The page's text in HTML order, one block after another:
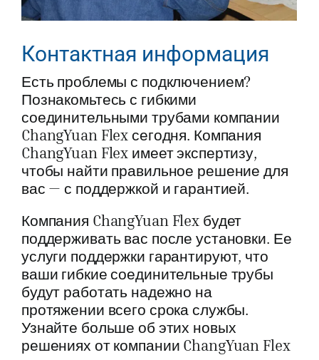
Контактная информация
Есть проблемы с подключением?
Познакомьтесь с гибкими
соединительными трубами компании
ChangYuan Flex сегодня. Компания
ChangYuan Flex имеет экспертизу,
чтобы найти правильное решение для
вас — с поддержкой и гарантией.
Компания ChangYuan Flex будет
поддерживать вас после установки. Ее
услуги поддержки гарантируют, что
ваши гибкие соединительные трубы
будут работать надежно на
протяжении всего срока службы.
Узнайте больше об этих новых
решениях от компании ChangYuan Flex